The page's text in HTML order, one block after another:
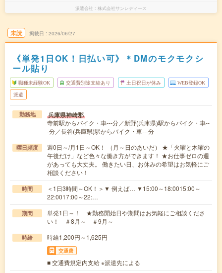
派遣会社 株式会社サンレディース
未読 掲載日 2026/06/27
《単発1日OK！日払い可》＊DMのモクモクシ
ール貼り
職種未経験OK 交通費別途支給あり 土日祝日が休み WEB登録OK
派遣
勤務地 兵庫県神崎郡
寺前駅からバイク・車---分／新野(兵庫県)駅からバイク・車--
-分／長谷(兵庫県)駅からバイク・車---分
曜日頻度
週0日～/月1日～OK！ （月～日のあいだ） ★「火曜と木曜の
午後だけ」など色々な働き方ができます！ ★お仕事ゼロの週
があっても大丈夫。 働きたい日、お休みの希望はお気軽にご
相談ください！
時間
＜1日3時間～OK！＞▼ 例えば… ▼15:00～18:0015:00～
22:0017:00～22:…
期間
単発1日～！ ★勤務開始日や期間はお気軽にご相談くださ
い！ ＃8月～ ＃9月～
時給 時給1,200円～1,625円
交通費
■ 交通費規定内支給 ※派遣先による